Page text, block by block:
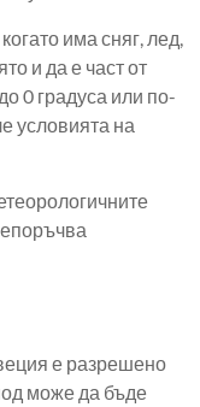
има сняг, лед,
и да е част от
0 градуса или по-
условията на
е разрешено
може да бъде